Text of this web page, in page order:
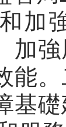
加
加
。
基